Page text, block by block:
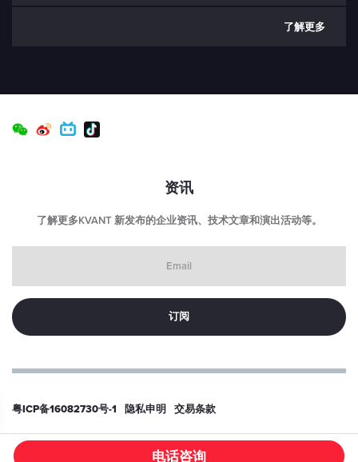
USB-C（仅限激光头端口）
激光头重量：
53 x 29 x 36 毫米（不含连接器）
控制箱重量：
40 克
/PRODUCT/638NM-1W-KVANT-LASER-MODULE
了解更多
资讯
了解更多KVANT 新发布的企业资讯、技术文章和演出活动等。
粤ICP备16082730号-1 隐私申明 交易条款
© 2026东莞科旺特激光科技有限公司
电话咨询